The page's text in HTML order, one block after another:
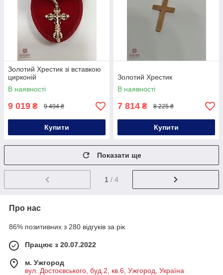
Золотий Хрестик зі вставкою
цирконій
В наявності
9 019 ₴ 9 494 ₴
Купити
Золотий Хрестик
В наявності
7 814 ₴ 8 225 ₴
Купити
Показати ще
1 / 4
Про нас
86% позитивних з 280 відгуків за рік
Працює з 20.07.2022
м. Ужгород
вул. Достоєвського, буд.2, кв.6, Ужгород, Україна